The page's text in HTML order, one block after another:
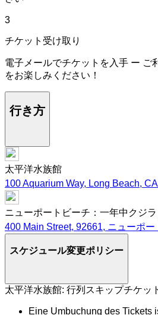
3
チケット受け取り
電子メールでチケットを入手 ー ご
をお楽しみください！
行き方
太平洋水族館
100 Aquarium Way, Long Beach,
ニューポートビーチ：一年中クジ
400 Main Street, 92661, ニューポー
スケジュール変更ポリシー
太平洋水族館: 行列スキップチケッ
Eine Umbuchung des Tickets